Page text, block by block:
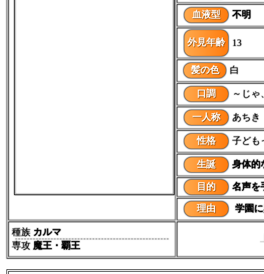
血液型 不明
外見年齢 13
髪の色 白
口調 ～じゃ
一人称 あちき
性格 子ども
生誕 身体的
目的 名声を
理由 学園
種族 カルマ
専攻 魔王・覇王